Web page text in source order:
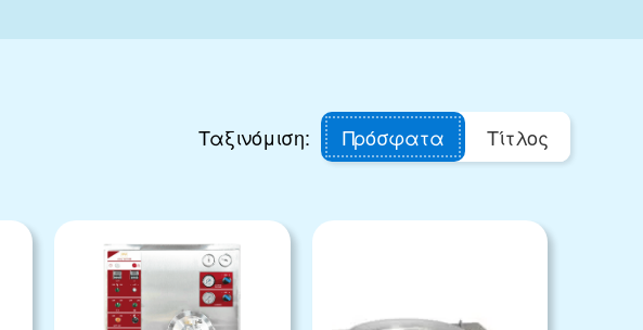
Ταξινόμιση: Πρόσφατα Τίτλος